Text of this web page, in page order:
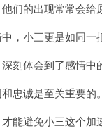
的出现常常会给
小三更是如同一
体会到了感情中
忠诚是至关重要的
避免小三这个加